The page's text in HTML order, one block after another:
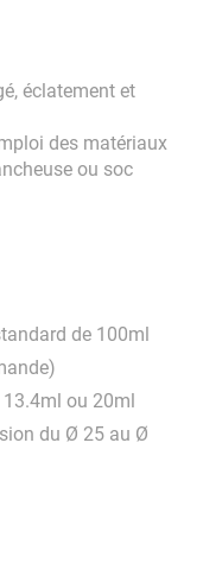
éclatement et
des matériaux
ou soc
de 100ml
ou 20ml
du Ø 25 au Ø